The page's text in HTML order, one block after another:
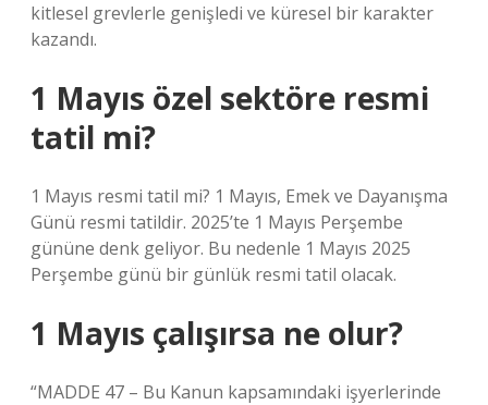
kitlesel grevlerle genişledi ve küresel bir karakter
kazandı.
1 Mayıs özel sektöre resmi
tatil mi?
1 Mayıs resmi tatil mi? 1 Mayıs, Emek ve Dayanışma
Günü resmi tatildir. 2025’te 1 Mayıs Perşembe
gününe denk geliyor. Bu nedenle 1 Mayıs 2025
Perşembe günü bir günlük resmi tatil olacak.
1 Mayıs çalışırsa ne olur?
“MADDE 47 – Bu Kanun kapsamındaki işyerlerinde